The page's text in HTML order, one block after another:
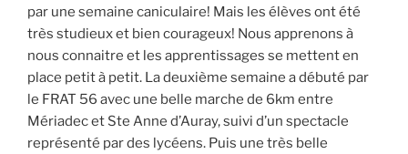
par une semaine caniculaire! Mais les élèves ont été
très studieux et bien courageux! Nous apprenons à
nous connaitre et les apprentissages se mettent en
place petit à petit. La deuxième semaine a débuté par
le FRAT 56 avec une belle marche de 6km entre
Mériadec et Ste Anne d’Auray, suivi d’un spectacle
représenté par des lycéens. Puis une très belle